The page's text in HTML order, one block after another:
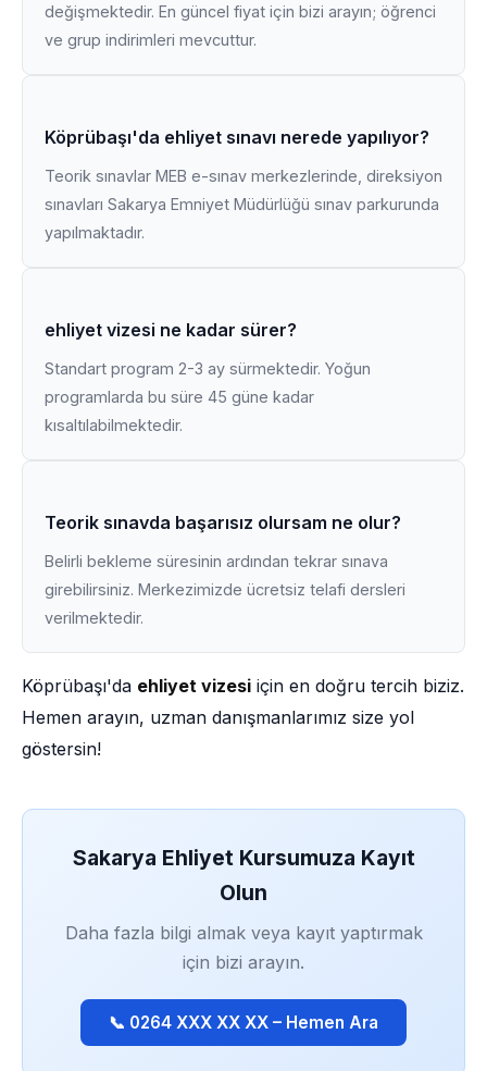
değişmektedir. En güncel fiyat için bizi arayın; öğrenci
ve grup indirimleri mevcuttur.
Köprübaşı'da ehliyet sınavı nerede yapılıyor?
Teorik sınavlar MEB e-sınav merkezlerinde, direksiyon
sınavları Sakarya Emniyet Müdürlüğü sınav parkurunda
yapılmaktadır.
ehliyet vizesi ne kadar sürer?
Standart program 2-3 ay sürmektedir. Yoğun
programlarda bu süre 45 güne kadar
kısaltılabilmektedir.
Teorik sınavda başarısız olursam ne olur?
Belirli bekleme süresinin ardından tekrar sınava
girebilirsiniz. Merkezimizde ücretsiz telafi dersleri
verilmektedir.
Köprübaşı'da ehliyet vizesi için en doğru tercih biziz.
Hemen arayın, uzman danışmanlarımız size yol
göstersin!
Sakarya Ehliyet Kursumuza Kayıt
Olun
Daha fazla bilgi almak veya kayıt yaptırmak
için bizi arayın.
📞 0264 XXX XX XX – Hemen Ara